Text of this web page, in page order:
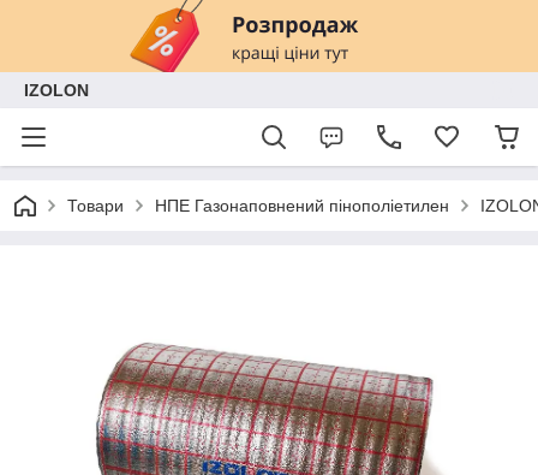
IZOLON
Товари НПЕ Газонаповнений пінополіетилен